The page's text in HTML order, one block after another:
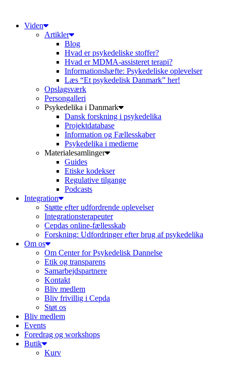
indholdViden
Artikler
Blog
Hvad er psykedeliske stoffer?
Hvad er MDMA-assisteret terapi?
Informationshæfte: Psykedeliske oplevelser
Læs “Et psykedelisk Danmark” her!
Opslagsværk
Persongalleri
Psykedelika i Danmark
Dansk forskning i psykedelika
Projektdatabase
Information og Fællesskaber
Psykedelika i medierne
Materialesamlinger
Guides
Etiske kodekser
Regulative tilgange
Podcasts
Integration
Støtte efter udfordrende oplevelser
Integrationsterapeuter
Cepdas online-fællesskab
Forskning: Udfordringer efter brug af psykedelika
Om os
Om Center for Psykedelisk Dannelse
Etik og transparens
Samarbejdspartnere
Kontakt
Bliv medlem
Bliv frivillig i Cepda
Støt os
Bliv medlem
Events
Foredrag og workshops
Butik
Kurv